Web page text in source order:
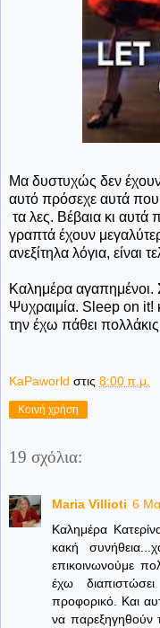
Μα δυστυχώς δεν έχουν
αυτό πρόσεχε αυτά που
τα λες. Βέβαια κι
γραπτά έχουν
ανεξίτηλα λόγια, είναι
Καλημέρα
Ψυχραιμία. Sleep on it!
την έχω πάθει
KaPaworld στις 8:00 π.μ.
Κοινή χρήση
19 σχόλια:
Maria Villioti 6
Καλημέρα
κακή
επικοινωνούμε
έχω
προφορικό. Και
να παρεξηγηθούν